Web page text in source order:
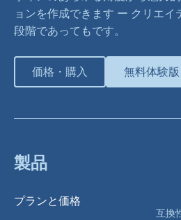
ョンを作成できます ー クリエ
段階であってもです。
価格・購入 無料体験版
製品
プランと価格
互換